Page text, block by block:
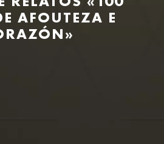
AFOUTEZA E